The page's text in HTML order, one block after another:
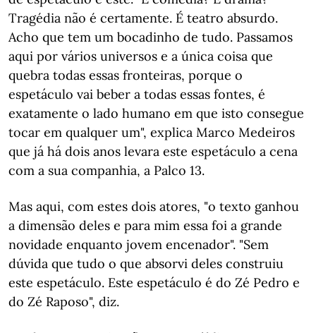
Tragédia não é certamente. É teatro absurdo.
Acho que tem um bocadinho de tudo. Passamos
aqui por vários universos e a única coisa que
quebra todas essas fronteiras, porque o
espetáculo vai beber a todas essas fontes, é
exatamente o lado humano em que isto consegue
tocar em qualquer um", explica Marco Medeiros
que já há dois anos levara este espetáculo a cena
com a sua companhia, a Palco 13.
Mas aqui, com estes dois atores, "o texto ganhou
a dimensão deles e para mim essa foi a grande
novidade enquanto jovem encenador". "Sem
dúvida que tudo o que absorvi deles construiu
este espetáculo. Este espetáculo é do Zé Pedro e
do Zé Raposo", diz.